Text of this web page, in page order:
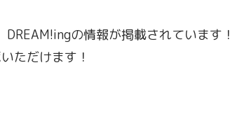
の情報が掲載されています！
ただけます！